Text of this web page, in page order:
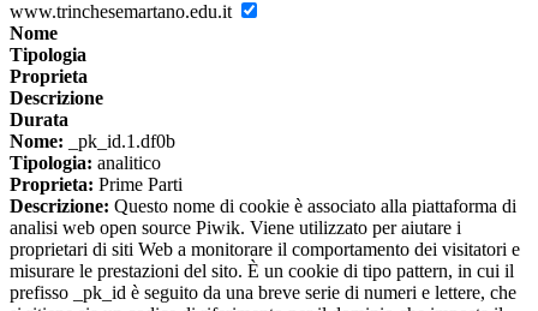
www.trinchesemartano.edu.it
Nome
Tipologia
Proprieta
Descrizione
Durata
Nome: _pk_id.1.df0b
Tipologia: analitico
Proprieta: Prime Parti
Descrizione: Questo nome di cookie è associato alla piattaforma di
analisi web open source Piwik. Viene utilizzato per aiutare i
proprietari di siti Web a monitorare il comportamento dei visitatori e
misurare le prestazioni del sito. È un cookie di tipo pattern, in cui il
prefisso _pk_id è seguito da una breve serie di numeri e lettere, che